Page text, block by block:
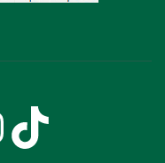
TikTok